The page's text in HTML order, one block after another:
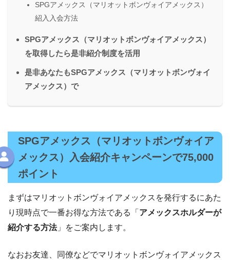
SPGアメックス（マリオットボンヴォイアメックス）
紹入入会方法
SPGアメックス（マリオットボンヴォイアメックス）
を取得したら是非紹介制度を活用
是非あなたもSPGアメックス（マリオットボンヴォイ
アメックス）で
SPGアメックス（マリオットボンヴォイア
メックス）入会紹介キャンペーンで75,000
ポイント
まずはマリオットボンヴォイアメックスを発行するにあた
り現時点で一番お得な方法である「 アメックスホルダーが
紹介する方法」をご案内します。
なおお友達、同僚などでマリオットボンヴォイアメックス